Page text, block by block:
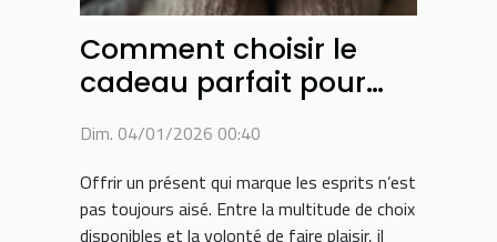
Comment choisir le
cadeau parfait pour
?
Dim. 04/01/2026 00:40
Offrir un présent qui marque les esprits n’est
pas toujours aisé. Entre la multitude de choix
disponibles et la volonté de faire plaisir, il